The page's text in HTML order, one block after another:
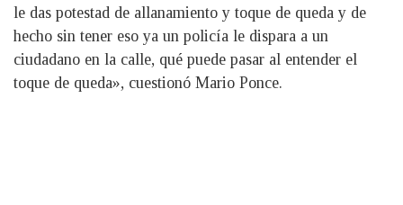
le das potestad de allanamiento y toque de queda y de
hecho sin tener eso ya un policía le dispara a un
ciudadano en la calle, qué puede pasar al entender el
toque de queda», cuestionó Mario Ponce.